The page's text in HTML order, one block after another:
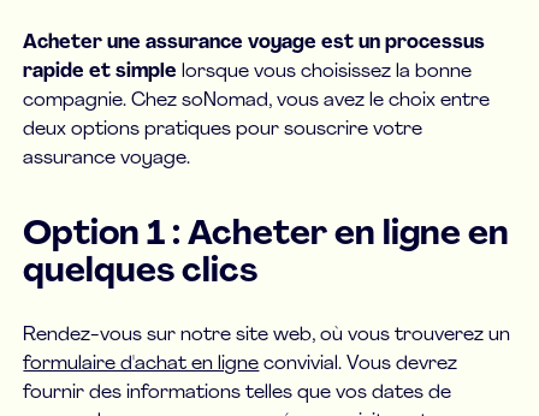
Acheter une assurance voyage est un processus
rapide et simple lorsque vous choisissez la bonne
compagnie. Chez soNomad, vous avez le choix entre
deux options pratiques pour souscrire votre
assurance voyage.
Option 1 : Acheter en ligne en
quelques clics
Rendez-vous sur notre site web, où vous trouverez un
formulaire d'achat en ligne convivial. Vous devrez
fournir des informations telles que vos dates de